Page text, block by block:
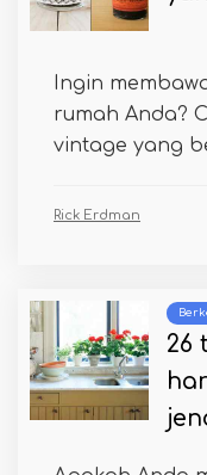
Ingin
rumah Anda?
vintage yang
Rick Erdman
26